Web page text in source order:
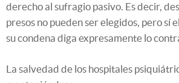
derecho al sufragio pasivo. Es decir,
presos no pueden ser elegidos, pero sí
su condena diga expresamente lo
La salvedad de los hospitales